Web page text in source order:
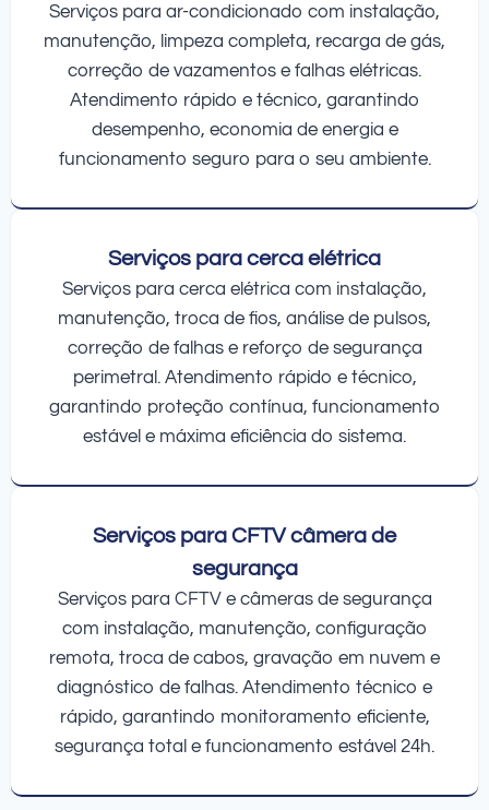
Serviços para ar-condicionado com instalação,
manutenção, limpeza completa, recarga de gás,
correção de vazamentos e falhas elétricas.
Atendimento rápido e técnico, garantindo
desempenho, economia de energia e
funcionamento seguro para o seu ambiente.
Serviços para cerca elétrica
Serviços para cerca elétrica com instalação,
manutenção, troca de fios, análise de pulsos,
correção de falhas e reforço de segurança
perimetral. Atendimento rápido e técnico,
garantindo proteção contínua, funcionamento
estável e máxima eficiência do sistema.
Serviços para CFTV câmera de
segurança
Serviços para CFTV e câmeras de segurança
com instalação, manutenção, configuração
remota, troca de cabos, gravação em nuvem e
diagnóstico de falhas. Atendimento técnico e
rápido, garantindo monitoramento eficiente,
segurança total e funcionamento estável 24h.